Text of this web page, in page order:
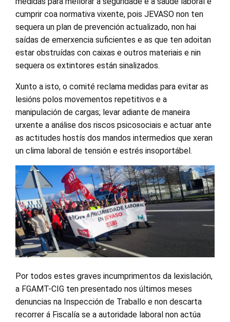
cumprir coa normativa vixente, pois JEVASO non ten
sequera un plan de prevención actualizado, non hai
saídas de emerxencia suficientes e as que ten adoitan
estar obstruídas con caixas e outros materiais e nin
sequera os extintores están sinalizados.
Xunto a isto, o comité reclama medidas para evitar as
lesións polos movementos repetitivos e a
manipulación de cargas; levar adiante de maneira
urxente a análise dos riscos psicosociais e actuar ante
as actitudes hostís dos mandos intermedios que xeran
un clima laboral de tensión e estrés insoportábel.
Por todos estes graves incumprimentos da lexislación,
a FGAMT-CIG ten presentado nos últimos meses
denuncias na Inspección de Traballo e non descarta
recorrer á Fiscalía se a autoridade laboral non actúa